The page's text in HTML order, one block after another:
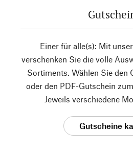
Einer für alle(s): Mit
verschenken Sie die volle
Sortiments. Wählen Sie den
oder den PDF-Gutschein
Jeweils verschiedene
Gutscheine